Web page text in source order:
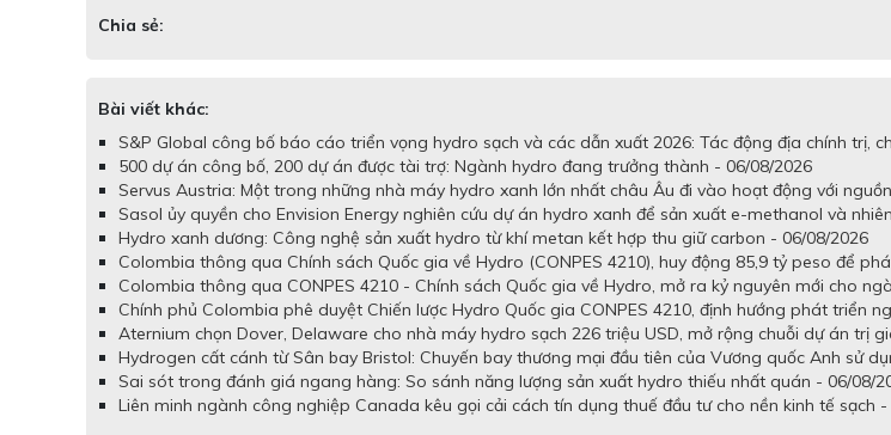
Chia sẻ:
Bài viết khác:
S&P Global công bố báo cáo triển vọng hydro sạch và các dẫn xuất 2026: Tác động địa chính trị,
500 dự án công bố, 200 dự án được tài trợ: Ngành hydro đang trưởng thành - 06/08/2026
Servus Austria: Một trong những nhà máy hydro xanh lớn nhất châu Âu đi vào hoạt động với
Sasol ủy quyền cho Envision Energy nghiên cứu dự án hydro xanh để sản xuất e-methanol và
Hydro xanh dương: Công nghệ sản xuất hydro từ khí metan kết hợp thu giữ carbon - 06/08/2026
Colombia thông qua Chính sách Quốc gia về Hydro (CONPES 4210), huy động 85,9 tỷ peso để
Colombia thông qua CONPES 4210 - Chính sách Quốc gia về Hydro, mở ra kỷ nguyên mới cho
Chính phủ Colombia phê duyệt Chiến lược Hydro Quốc gia CONPES 4210, định hướng phát triển
Aternium chọn Dover, Delaware cho nhà máy hydro sạch 226 triệu USD, mở rộng chuỗi dự án trị
Hydrogen cất cánh từ Sân bay Bristol: Chuyến bay thương mại đầu tiên của Vương quốc Anh sử
Sai sót trong đánh giá ngang hàng: So sánh năng lượng sản xuất hydro thiếu nhất quán - 06/08/
Liên minh ngành công nghiệp Canada kêu gọi cải cách tín dụng thuế đầu tư cho nền kinh tế sạch -